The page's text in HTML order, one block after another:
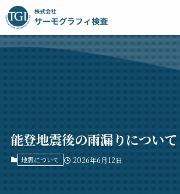
能登地震後の雨漏りについて
地震について 2026年6月12日